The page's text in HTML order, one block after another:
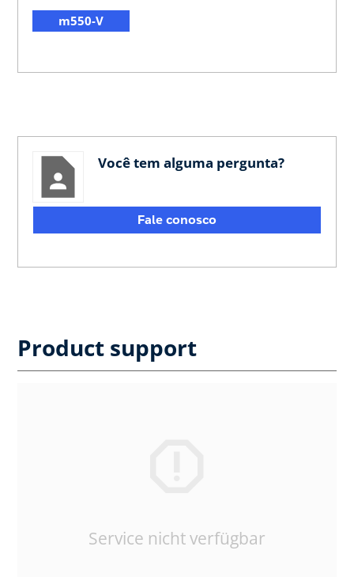
m550-V
Você tem alguma pergunta?
Fale conosco
Product support
Service nicht verfügbar